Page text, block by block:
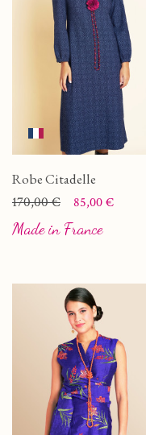
Robe Citadelle
Prix
Prix de base
170,00 € 85,00 €
Made in France